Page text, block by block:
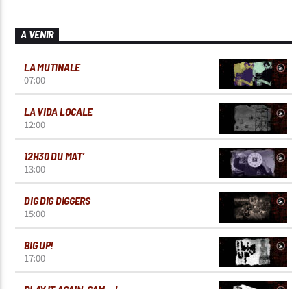
A VENIR
LA MUTINALE
07:00
LA VIDA LOCALE
12:00
12H30 DU MAT’
13:00
DIG DIG DIGGERS
15:00
BIG UP!
17:00